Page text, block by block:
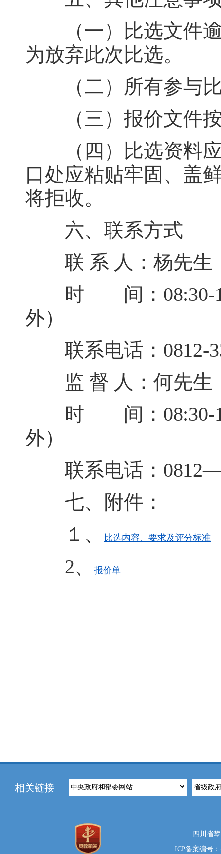
（一）比选文件逾
为放弃此次比选。
（二）所有参与比
（三）报价文件按
（四）比选资料应
口处应粘贴牢固、盖
将拒收。
六、联系方式
联 系 人：杨先生
时 间：08:30-
外）
联系电话：0812-
监 督 人：何先生
时 间：08:30-
外）
联系电话：
七、附件：
１、
比选内容、要求及评分标准
2、 报价单
相关链接
四川省
ICP备案编号：